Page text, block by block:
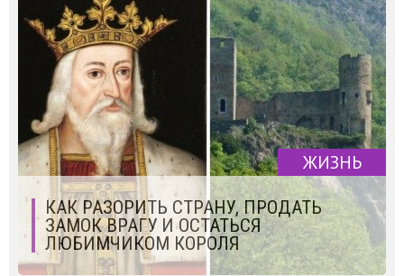
ЖИЗНЬ
КАК РАЗОРИТЬ СТРАНУ, ПРОДАТЬ
ЗАМОК ВРАГУ И ОСТАТЬСЯ
ЛЮБИМЧИКОМ КОРОЛЯ